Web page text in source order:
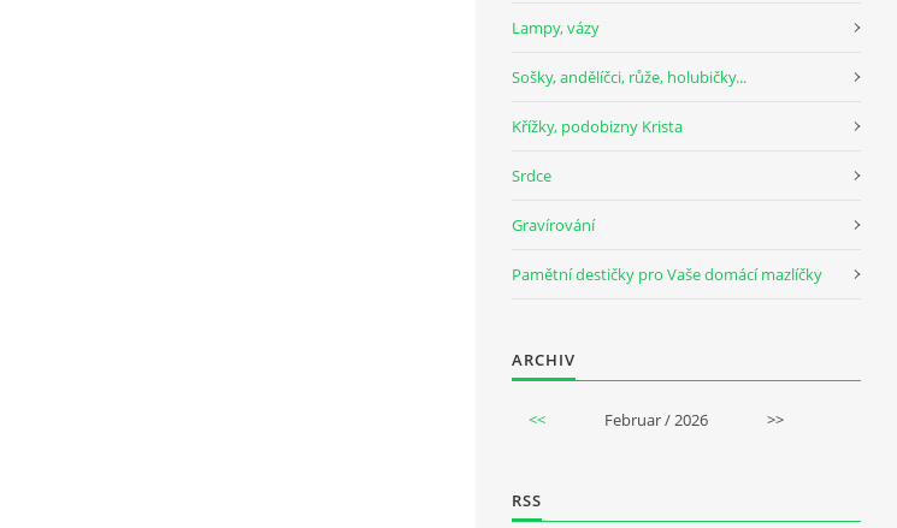
Lampy, vázy
Sošky, andělíčci, růže, holubičky...
Křížky, podobizny Krista
Srdce
Gravírování
Pamětní destičky pro Vaše domácí mazlíčky
ARCHIV
<< Februar / 2026 >>
RSS